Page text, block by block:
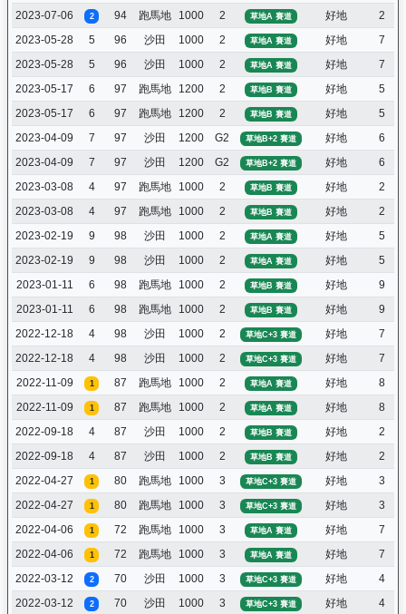
2023-07-06
2 94 跑馬地 1000 2 草地A 賽道 好地 2
2023-05-28
5 96 沙田 1000 2 草地A 賽道 好地 7
2023-05-28
5 96 沙田 1000 2 草地A 賽道 好地 7
2023-05-17
6 97 跑馬地 1200 2 草地B 賽道 好地 5
2023-05-17
6 97 跑馬地 1200 2 草地B 賽道 好地 5
2023-04-09
7 97 沙田 1200 G2 草地B+2 賽道 好地 6
2023-04-09
7 97 沙田 1200 G2 草地B+2 賽道 好地 6
2023-03-08
4 97 跑馬地 1000 2 草地B 賽道 好地 2
2023-03-08
4 97 跑馬地 1000 2 草地B 賽道 好地 2
2023-02-19
9 98 沙田 1000 2 草地A 賽道 好地 5
2023-02-19
9 98 沙田 1000 2 草地A 賽道 好地 5
2023-01-11
6 98 跑馬地 1000 2 草地B 賽道 好地 9
2023-01-11
6 98 跑馬地 1000 2 草地B 賽道 好地 9
2022-12-18
4 98 沙田 1000 2 草地C+3 賽道 好地 7
2022-12-18
4 98 沙田 1000 2 草地C+3 賽道 好地 7
2022-11-09
1 87 跑馬地 1000 2 草地A 賽道 好地 8
2022-11-09
1 87 跑馬地 1000 2 草地A 賽道 好地 8
2022-09-18
4 87 沙田 1000 2 草地B 賽道 好地 2
2022-09-18
4 87 沙田 1000 2 草地B 賽道 好地 2
2022-04-27
1 80 跑馬地 1000 3 草地C+3 賽道 好地 3
2022-04-27
1 80 跑馬地 1000 3 草地C+3 賽道 好地 3
2022-04-06
1 72 跑馬地 1000 3 草地A 賽道 好地 7
2022-04-06
1 72 跑馬地 1000 3 草地A 賽道 好地 7
2022-03-12
2 70 沙田 1000 3 草地C+3 賽道 好地 4
2022-03-12
2 70 沙田 1000 3 草地C+3 賽道 好地 4